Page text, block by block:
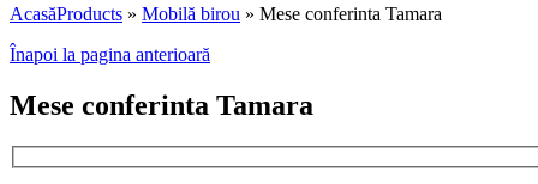
AcasăProducts » Mobilă birou » Mese conferinta Tamara
Înapoi la pagina anterioară
Mese conferinta Tamara